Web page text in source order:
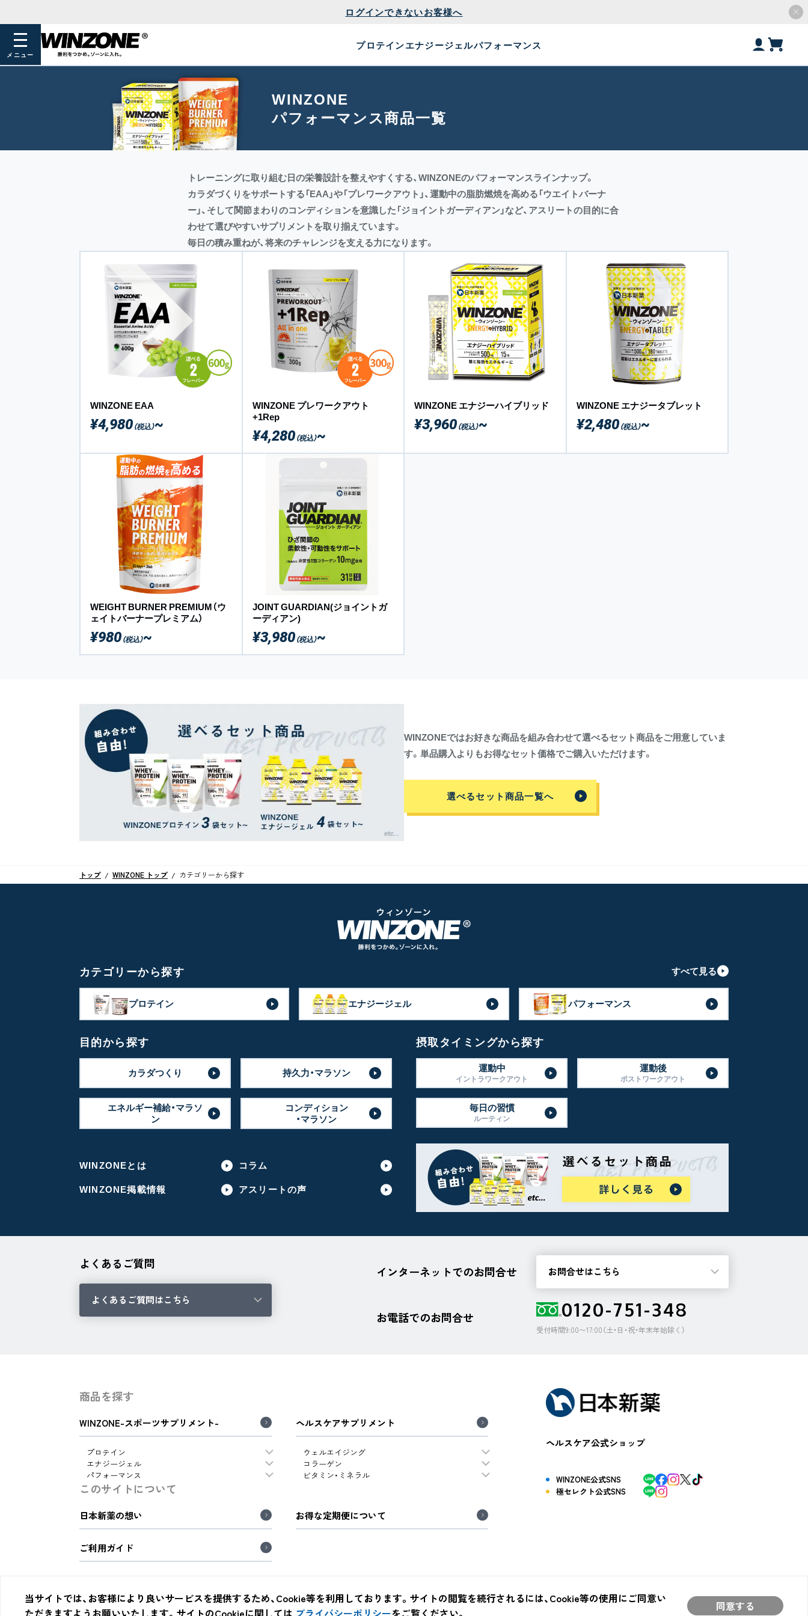
ログインできないお客様へ
メニュー
プロテインエナジージェルパフォーマンス
WINZONE
パフォーマンス商品一覧
トレーニングに取り組む日の栄養設計を整えやすくする、WINZONEのパフォーマンスラインナップ。
カラダづくりをサポートする「EAA」や「プレワークアウト」、運動中の脂肪燃焼を高める「ウエイトバーナ
ー」、そして関節まわりのコンディションを意識した「ジョイントガーディアン」など、アスリートの目的に合
わせて選びやすいサプリメントを取り揃えています。
毎日の積み重ねが、将来のチャレンジを支える力になります。
WINZONE EAA
¥4,980（税込）~
WINZONE プレワークアウト
+1Rep
¥4,280（税込）~
WINZONE エナジーハイブリッド
¥3,960（税込）~
WINZONE エナジータブレット
¥2,480（税込）~
WEIGHT BURNER PREMIUM（ウ
ェイトバーナープレミアム）
¥980（税込）~
JOINT GUARDIAN(ジョイントガ
ーディアン)
¥3,980（税込）~
WINZONEではお好きな商品を組み合わせて選べるセット商品をご用意していま
す。単品購入よりもお得なセット価格でご購入いただけます。
選べるセット商品一覧へ
トップ WINZONE トップ カテゴリーから探す
カテゴリーから探す すべて見る
プロテイン エナジージェル パフォーマンス
目的から探す
カラダつくり 持久力・マラソン
エネルギー補給・マラソ
ン
コンディション
・マラソン
摂取タイミングから探す
運動中
イントラワークアウト
運動後
ポストワークアウト
毎日の習慣
ルーティン
WINZONEとは
コラム
WINZONE掲載情報
アスリートの声
よくあるご質問
よくあるご質問はこちら
インターネットでのお問合せ お問合せはこちら
お電話でのお問合せ 0120-751-348
受付時間9:00〜17:00（土・日・祝・年末年始除く）
商品を探す
WINZONE-スポーツサプリメント-
プロテイン
エナジージェル
パフォーマンス
ヘルスケアサプリメント
ウェルエイジング
コラーゲン
ビタミン・ミネラル
このサイトについて
日本新薬の想い お得な定期便について
ご利用ガイド
ヘルスケア公式ショップ
WINZONE公式SNS
極セレクト公式SNS
会社概要特定商取引法に基づく表示 会員規約プライバシーポリシー ©2024 NIPPON SHINYAKU CO.,LTD.
当サイトでは、お客様により良いサービスを提供するため、Cookie等を利用しております。サイトの閲覧を続行されるには、Cookie等の使用にご同意い
ただきますようお願いいたします。サイトのCookieに関しては プライバシーポリシーをご覧ください。 同意する